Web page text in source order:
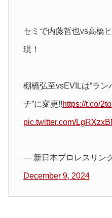
セミで内藤哲也vs高橋
現！
棚橋弘至vsEVILは“ラ
チ”に変更!!https://t.co/
pic.twitter.com/
— 新日本プロレスリン
December 9, 2024